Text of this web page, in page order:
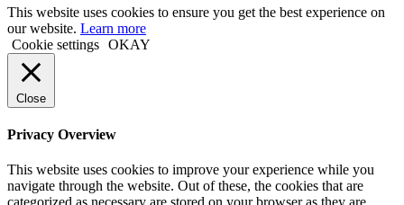
This website uses cookies to ensure you get the best experience on
our website. Learn more
Cookie settings OKAY
Close
Privacy Overview
This website uses cookies to improve your experience while you
navigate through the website. Out of these, the cookies that are